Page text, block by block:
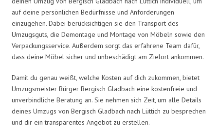
auf deine persönlichen Bedürfnisse und Anforderungen
einzugehen. Dabei berücksichtigen sie den Transport des
Umzugsguts, die Demontage und Montage von Möbeln sowie den
Verpackungsservice. Außerdem sorgt das erfahrene Team dafür,
dass deine Möbel sicher und unbeschädigt am Zielort ankommen.
Damit du genau weißt, welche Kosten auf dich zukommen, bietet
Umzugsmeister Bürger Bergisch Gladbach eine kostenfreie und
unverbindliche Beratung an. Sie nehmen sich Zeit, um alle Details
deines Umzugs von Bergisch Gladbach nach Lüttich zu besprechen
und dir ein transparentes Angebot zu erstellen.